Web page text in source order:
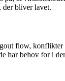
der bliver lavet.
flow,
har behov for i